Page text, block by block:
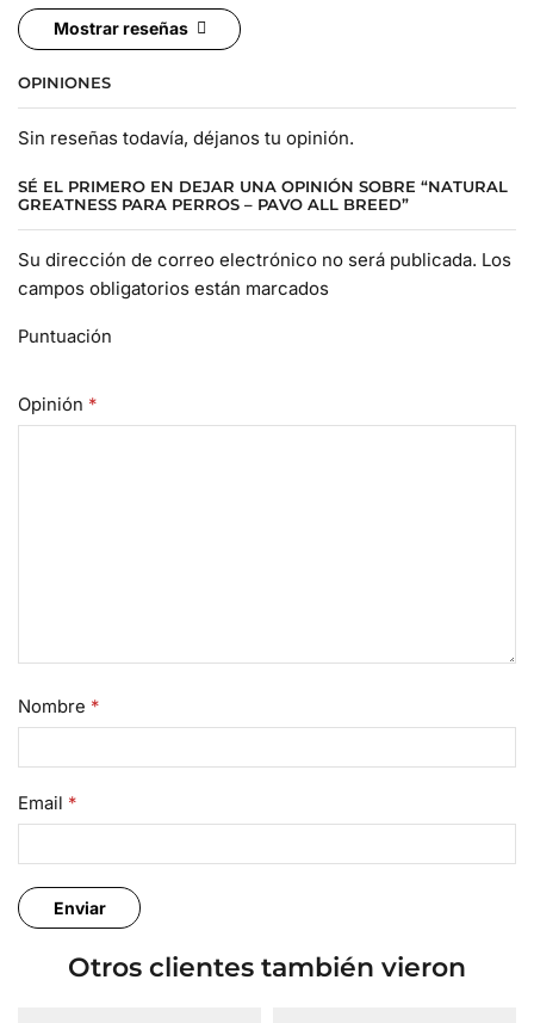
Mostrar reseñas
OPINIONES
Sin reseñas todavía, déjanos tu opinión.
SÉ EL PRIMERO EN DEJAR UNA OPINIÓN SOBRE “NATURAL
GREATNESS PARA PERROS – PAVO ALL BREED”
Su dirección de correo electrónico no será publicada. Los
campos obligatorios están marcados
Puntuación
Opinión *
Nombre *
Email *
Otros clientes también vieron